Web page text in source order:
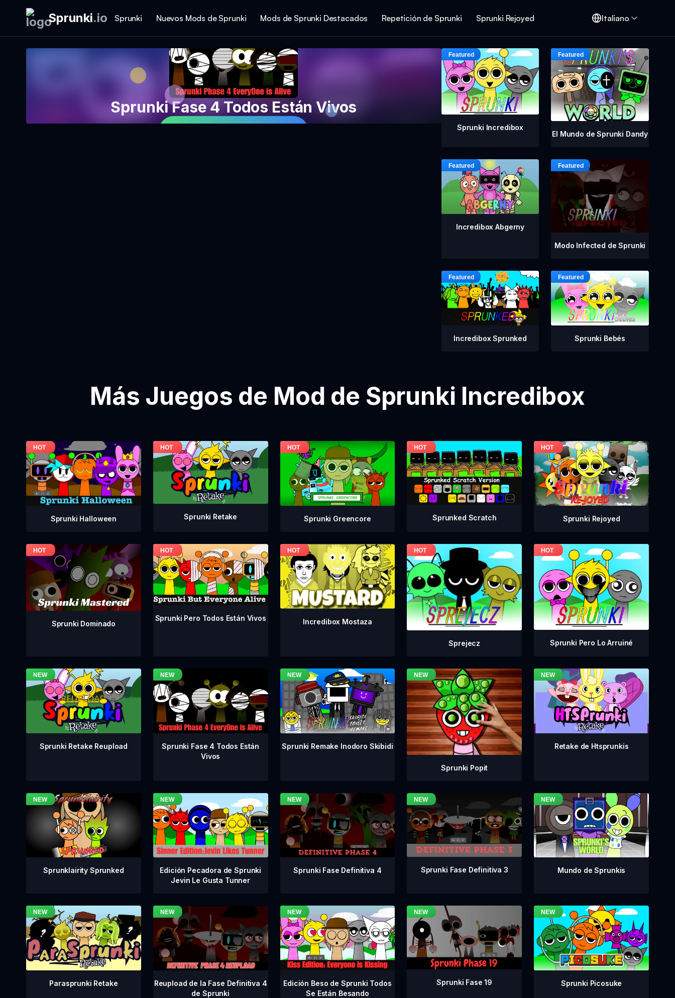
Sprunki.io Sprunki Nuevos Mods de Sprunki Mods de Sprunki Destacados Repetición de Sprunki Sprunki Rejoyed Italiano
Sprunki Fase 4 Todos Están Vivos
Sprunki Incredibox
El Mundo de Sprunki Dandy
Incredibox Abgerny
Modo Infected de Sprunki
Incredibox Sprunked Sprunki Bebés
Más Juegos de Mod de Sprunki Incredibox
Sprunki Halloween Sprunki Retake Sprunki Greencore Sprunked Scratch Sprunki Rejoyed
Sprunki Dominado
Sprunki Pero Todos Están Vivos Incredibox Mostaza
Sprejecz Sprunki Pero Lo Arruiné
Sprunki Retake Reupload
Sprunki Fase 4 Todos Están
Vivos
Sprunki Remake Inodoro Skibidi
Sprunki Popit
Retake de Htsprunkis
Sprunklairity Sprunked
Edición Pecadora de Sprunki
Jevin Le Gusta Tunner
Sprunki Fase Definitiva 4 Sprunki Fase Definitiva 3 Mundo de Sprunkis
Parasprunki Retake
Reupload de la Fase Definitiva 4
de Sprunki
Edición Beso de Sprunki Todos
Se Están Besando
Sprunki Fase 19 Sprunki Picosuke